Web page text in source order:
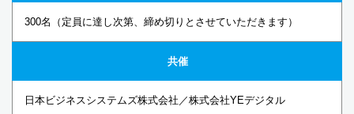
300名（定員に達し次第、締め切りとさせていただきます）
共催
日本ビジネスシステムズ株式会社／株式会社YEデジタル